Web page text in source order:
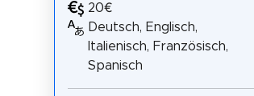
20€
Deutsch, Englisch,
Italienisch, Französisch,
Spanisch